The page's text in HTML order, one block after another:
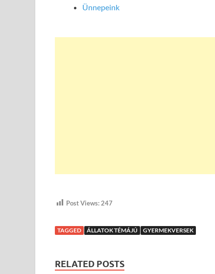
Ünnepeink
Post Views: 247
TAGGED ÁLLATOK TÉMÁJÚ GYERMEKVERSEK
RELATED POSTS